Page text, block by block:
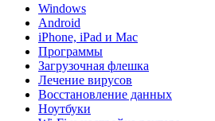
Windows
Android
iPhone, iPad и Mac
Программы
Загрузочная флешка
Лечение вирусов
Восстановление данных
Ноутбуки